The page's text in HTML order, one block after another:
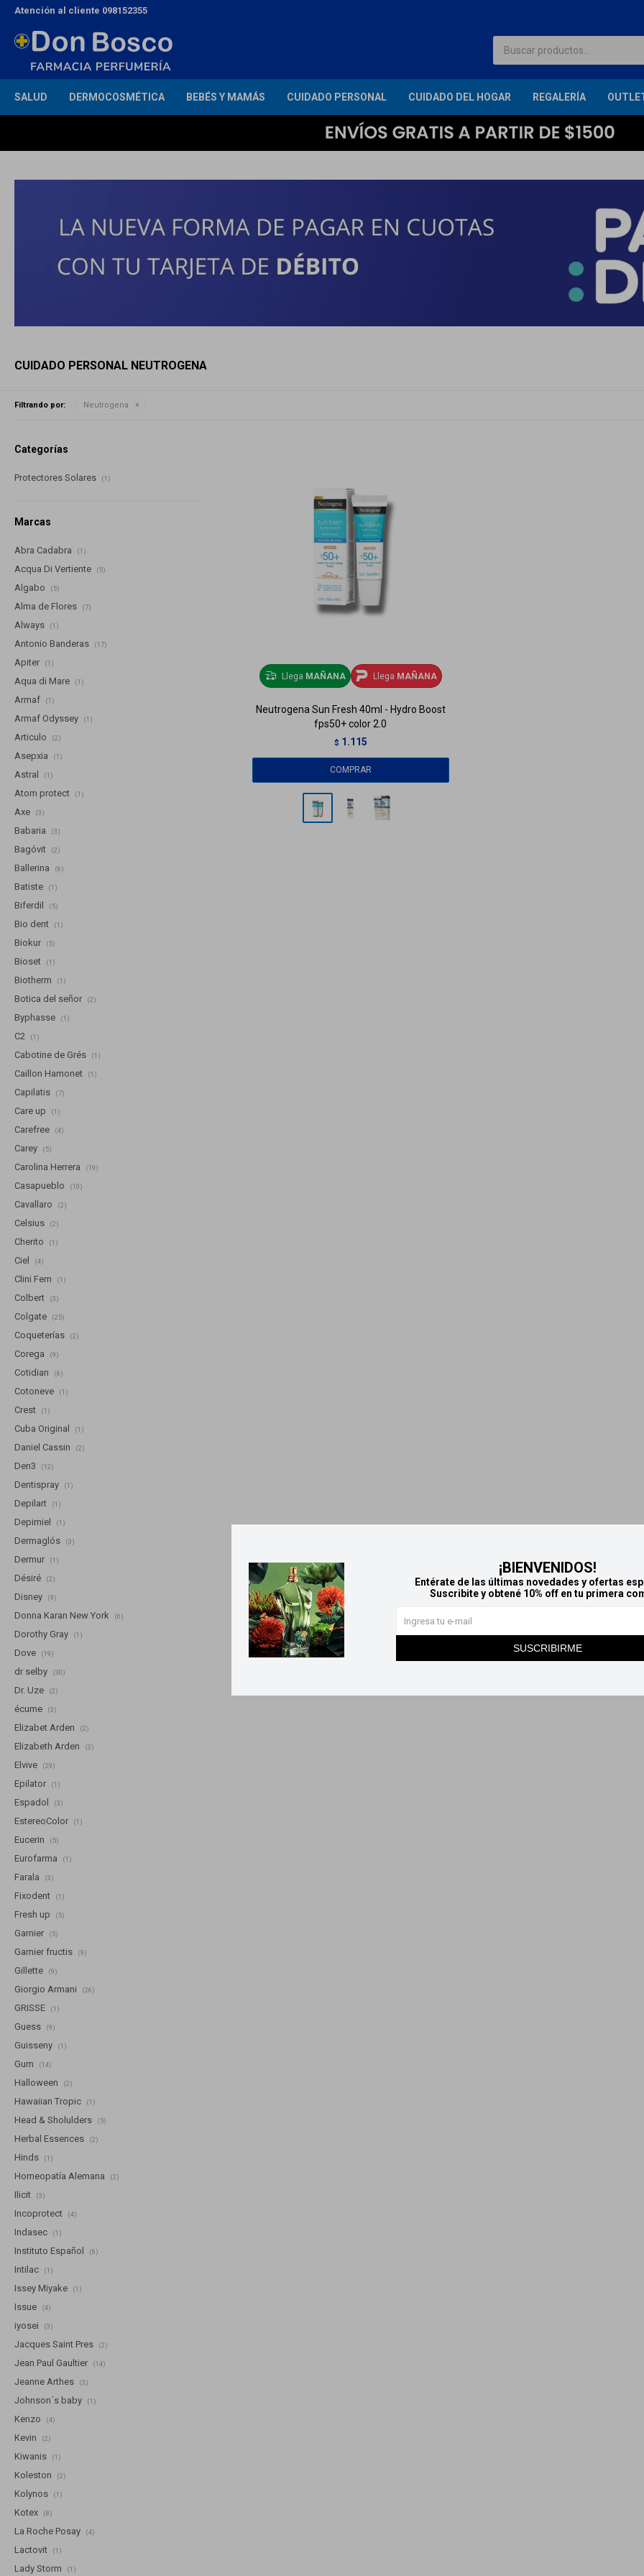
¡BIENVENIDOS!
Entérate de las últimas novedades y ofertas
Suscribite y obtené 10% off en tu primera
SUSCRIBIRME
SALUD DERMOCOSMÉTICA BEBÉS Y MAMÁS CUIDADO PERSONAL CUIDADO DEL HOGAR REGALERÍA
Atención al cliente 098152355
CUIDADO PERSONAL NEUTROGENA
Filtrando por: Neutrogena
Llega MAÑANA Llega MAÑANA
Neutrogena Sun Fresh 40ml - Hydro Boost
fps50+ color 2.0
$ 1.115
Categorías
Protectores Solares (1)
Marcas
Abra Cadabra (1)
Acqua Di Vertiente (5)
Algabo (5)
Alma de Flores (7)
Always (1)
Antonio Banderas (17)
Apiter (1)
Aqua di Mare (1)
Armaf (1)
Armaf Odyssey (1)
Articulo (2)
Asepxia (1)
Astral (1)
Atom protect (1)
Axe (3)
Babaria (3)
Bagóvit (2)
Ballerina (6)
Batiste (1)
Biferdil (5)
Bio dent (1)
Biokur (5)
Bioset (1)
Biotherm (1)
Botica del señor (2)
Byphasse (1)
C2 (1)
Cabotine de Grés (1)
Caillon Hamonet (1)
Capilatis (7)
Care up (1)
Carefree (4)
Carey (5)
Carolina Herrera (19)
Casapueblo (10)
Cavallaro (2)
Celsius (2)
Cherito (1)
Ciel (4)
Clini Fem (1)
Colbert (3)
Colgate (25)
Coqueterías (2)
Corega (9)
Cotidian (6)
Cotoneve (1)
Crest (1)
Cuba Original (1)
Daniel Cassin (2)
Den3 (12)
Dentispray (1)
Depilart (1)
Depimiel (1)
Dermaglós (3)
Dermur (1)
Désiré (2)
Disney (9)
Donna Karan New York (6)
Dorothy Gray (1)
Dove (19)
dr selby (30)
Dr. Uze (2)
écume (3)
Elizabet Arden (2)
Elizabeth Arden (3)
Elvive (29)
Epilator (1)
Espadol (3)
EstereoColor (1)
Eucerin (5)
Eurofarma (1)
Farala (3)
Fixodent (1)
Fresh up (5)
Garnier (5)
Garnier fructis (9)
Gillette (9)
Giorgio Armani (26)
GRISSE (1)
Guess (9)
Guisseny (1)
Gum (14)
Halloween (2)
Hawaiian Tropic (1)
Head & Sholulders (5)
Herbal Essences (2)
Hinds (1)
Homeopatía Alemana (2)
Ilicit (3)
Incoprotect (4)
Indasec (1)
Instituto Español (6)
Intilac (1)
Issey Miyake (1)
Issue (4)
iyosei (3)
Jacques Saint Pres (2)
Jean Paul Gaultier (14)
Jeanne Arthes (3)
Johnson´s baby (1)
Kenzo (4)
Kevin (2)
Kiwanis (1)
Koleston (2)
Kolynos (1)
Kotex (8)
La Roche Posay (4)
Lactovit (1)
Lady Storm (1)